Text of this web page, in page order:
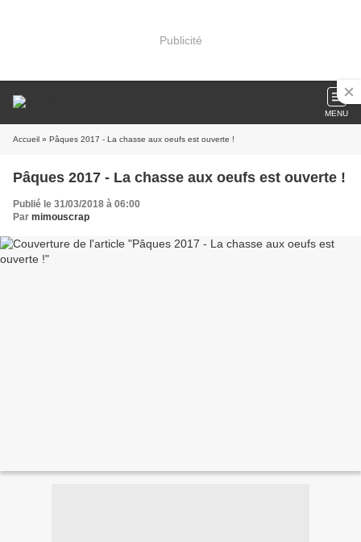
Publicité
MENU
Accueil » Pâques 2017 - La chasse aux oeufs est ouverte !
Pâques 2017 - La chasse aux oeufs est ouverte !
Publié le 31/03/2018 à 06:00
Par mimouscrap